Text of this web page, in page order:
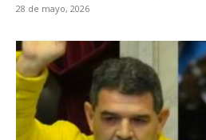
28 de mayo, 2026